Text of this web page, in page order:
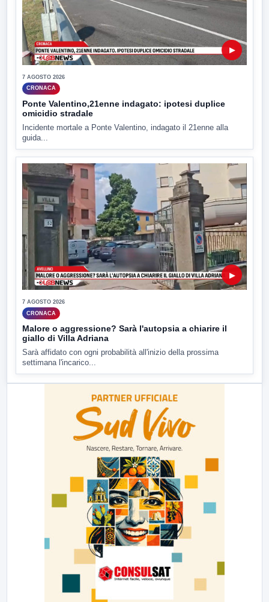
▶
7 AGOSTO 2026
CRONACA
Ponte Valentino,21enne indagato: ipotesi duplice
omicidio stradale
Incidente mortale a Ponte Valentino, indagato il 21enne alla
guida...
▶
7 AGOSTO 2026
CRONACA
Malore o aggressione? Sarà l'autopsia a chiarire il
giallo di Villa Adriana
Sarà affidato con ogni probabilità all'inizio della prossima
settimana l'incarico...